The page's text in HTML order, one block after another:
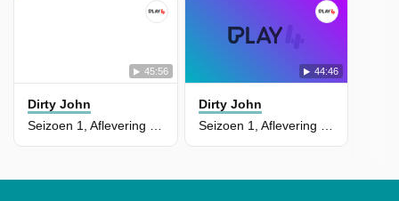
45:56
Dirty John
44:46
Dirty John